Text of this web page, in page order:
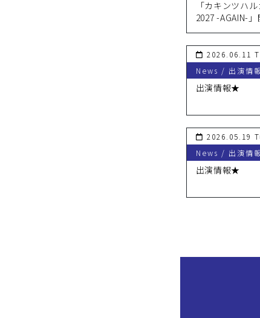
「カキンツハ
2027 -AGAIN-」
2026.06.11
News / 出演情
出演情報★
2026.05.19
News / 出演情
出演情報★